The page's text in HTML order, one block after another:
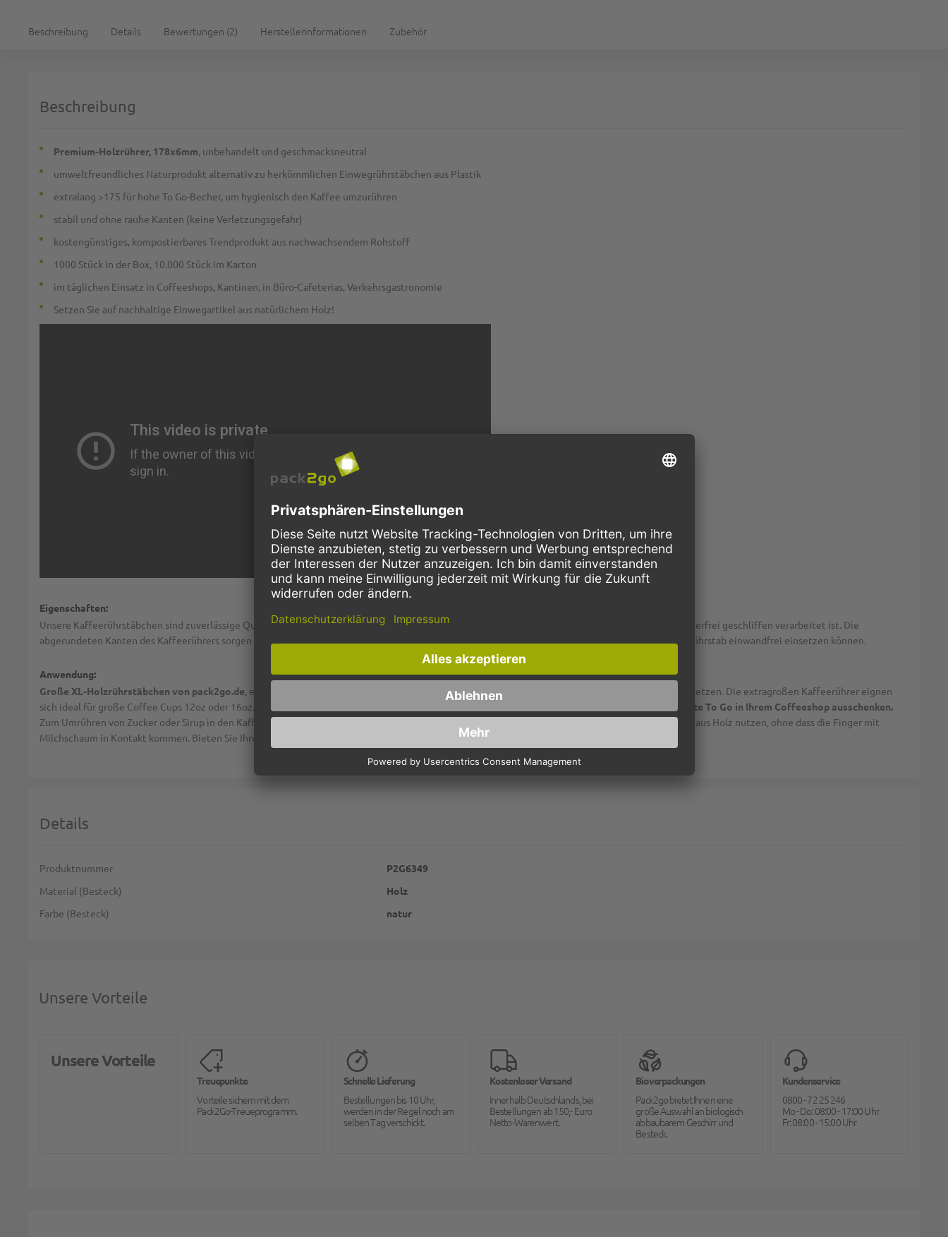
Beschreibung Details Bewertungen 2 Herstellerinformationen Zubehör
Beschreibung
Premium-Holzrührer, 178x6mm, unbehandelt und geschmacksneutral
umweltfreundliches Naturprodukt alternativ zu herkömmlichen Einwegrührstäbchen aus Plastik
extralang >175 für hohe To Go-Becher, um hygienisch den Kaffee umzurühren
stabil und ohne rauhe Kanten (keine Verletzungsgefahr)
kostengünstiges, kompostierbares Trendprodukt aus nachwachsendem Rohstoff
1000 Stück in der Box, 10.000 Stück im Karton
im täglichen Einsatz in Coffeeshops, Kantinen, in Büro-Cafeterias, Verkehrsgastronomie
Setzen Sie auf nachhaltige Einwegartikel aus natürlichem Holz!
Eigenschaften:
Unsere Kaffeerührstäbchen sind zuverlässige Qualitätsware. Holzrührstäbchen für Kaffee bestehen aus natürlichem, unbehandelten Holz, das splitterfrei geschliffen verarbeitet ist. Die
abgerundeten Kanten des Kaffeerührers sorgen für verletzungsfreien Genuß im Handling. Das Material ist sehr stabil und dick, so dass Sie den Holzrührstab einwandfrei einsetzen können.
Anwendung:
Große XL-Holzrührstäbchen von pack2go.de, einem der größten Anbieter von Kaffeerührern aus Holz, können Sie ideal für Ihren Coffee To Go einsetzen. Die extragroßen Kaffeerührer eignen
sich ideal für große Coffee Cups 12oz oder 16oz.
Mit den Premium-Holzrührern können Sie ausgezeichnet Latte Macchiato To Go bzw. Caffe Latte To Go in Ihrem Coffeeshop ausschenken.
Zum Umrühren von Zucker oder Sirup in den Kaffeebecher, Pappe können Ihre Kunden im Backshop oder in der Coffeebar den extralangen Rührstab aus Holz nutzen, ohne dass die Finger mit
Milchschaum in Kontakt kommen. Bieten Sie Ihren Kunden diesen kleinen, aber besonderen hygienischen Service, den er Ihnen danken wird!
Details
Weitere Informationen
Produktnummer
P2G6349
Material (Besteck)
Holz
Farbe (Besteck)
natur
Unsere Vorteile
Unsere Vorteile
Treuepunkte
Vorteile sichern mit dem
Pack2Go-Treueprogramm.
Schnelle Lieferung
Bestellungen bis 10 Uhr,
werden in der Regel noch am
selben Tag verschickt.
Kostenloser Versand
Innerhalb Deutschlands, bei
Bestellungen ab 150,- Euro
Netto-Warenwert.
Bioverpackungen
Pack2go bietet Ihnen eine
große Auswahl an biologisch
abbaubarem Geschirr und
Besteck.
Kundenservice
0800 - 72 25 246
Mo - Do: 08:00 - 17:00 Uhr
Fr: 08:00 - 15:00 Uhr